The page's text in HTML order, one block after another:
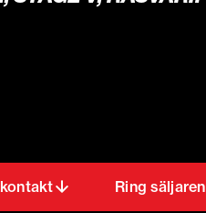
Ring säljaren